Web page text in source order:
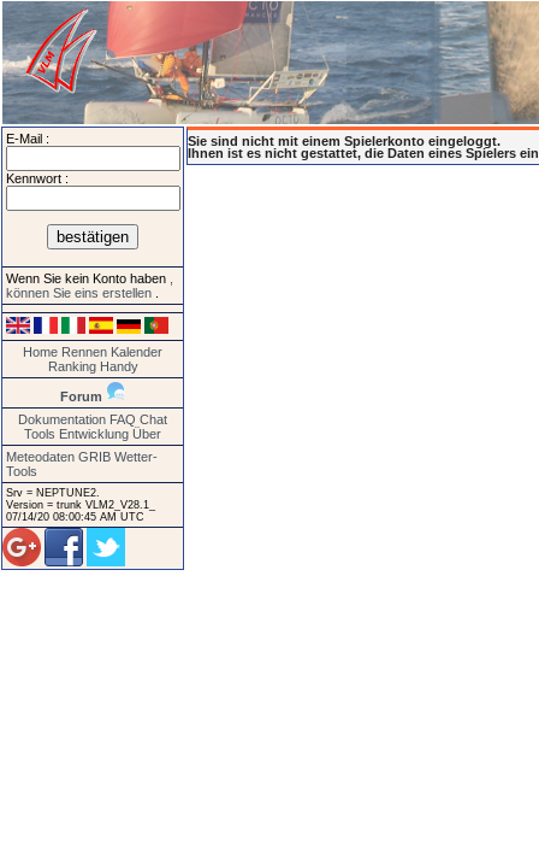
E-Mail :
Kennwort :
Wenn Sie kein Konto haben
können Sie eins erstellen
Home Rennen Kalender
Ranking Handy
Forum
Dokumentation FAQ Chat
Tools Entwicklung Über
Meteodaten GRIB Wetter-
Tools
Srv = NEPTUNE2.
Version = trunk VLM2_V28.1_
07/14/20 08:00:45 AM UTC
Sie sind nicht mit einem Spielerkonto eingeloggt.
Ihnen ist es nicht gestattet, die Daten eines Spielers